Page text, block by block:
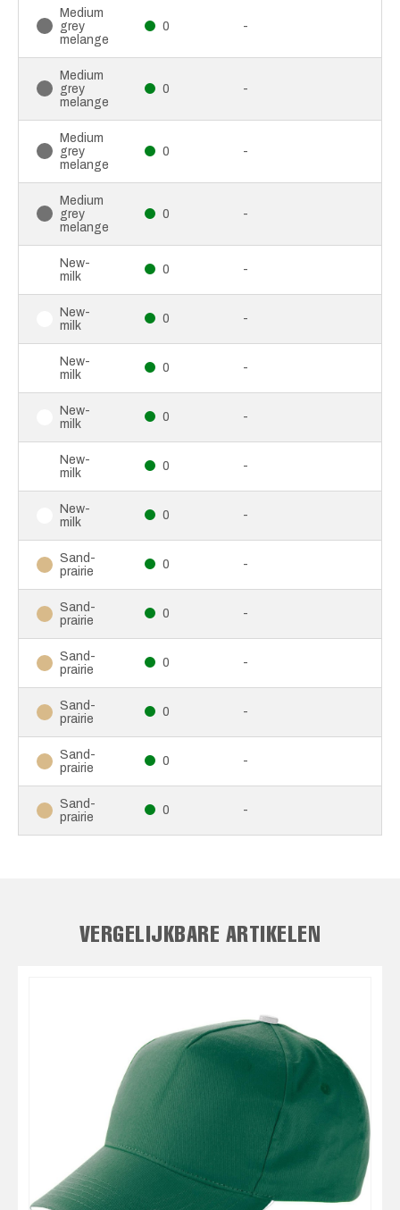
Medium
grey
melange
0 -
Medium
grey
melange
0 -
Medium
grey
melange
0 -
Medium
grey
melange
0 -
New-
milk
0 -
New-
milk
0 -
New-
milk
0 -
New-
milk
0 -
New-
milk
0 -
New-
milk
0 -
Sand-
prairie
0 -
Sand-
prairie
0 -
Sand-
prairie
0 -
Sand-
prairie
0 -
Sand-
prairie
0 -
Sand-
prairie
0 -
VERGELIJKBARE ARTIKELEN